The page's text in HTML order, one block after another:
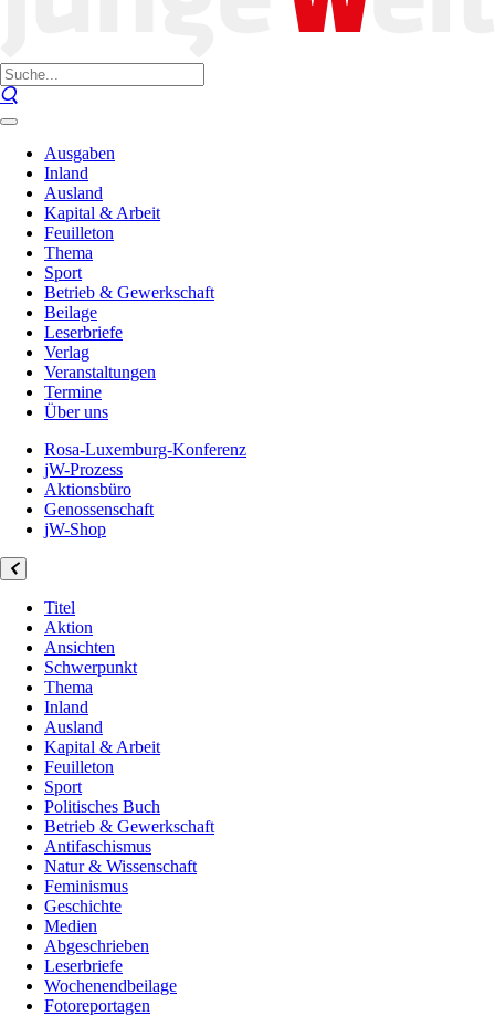
Ausgaben
Inland
Ausland
Kapital & Arbeit
Feuilleton
Thema
Sport
Betrieb & Gewerkschaft
Beilage
Leserbriefe
Verlag
Veranstaltungen
Termine
Über uns
Rosa-Luxemburg-Konferenz
jW-Prozess
Aktionsbüro
Genossenschaft
jW-Shop
Titel
Aktion
Ansichten
Schwerpunkt
Thema
Inland
Ausland
Kapital & Arbeit
Feuilleton
Sport
Politisches Buch
Betrieb & Gewerkschaft
Antifaschismus
Natur & Wissenschaft
Feminismus
Geschichte
Medien
Abgeschrieben
Leserbriefe
Wochenendbeilage
Fotoreportagen